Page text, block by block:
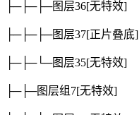
├─├─├─图层36[无特效]
├─├─├─图层37[正片叠底]
├─├─└─图层35[无特效]
├─├─图层组7[无特效]